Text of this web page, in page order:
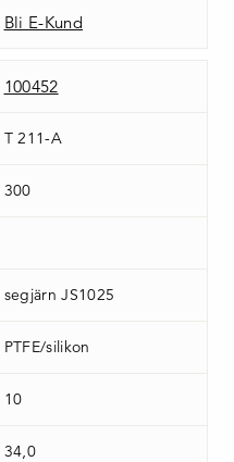
Bli E-Kund
100452
T 211-A
300
segjärn JS1025
PTFE/silikon
10
34,0